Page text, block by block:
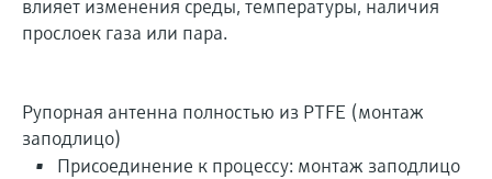
влияет изменения среды, температуры, наличия
прослоек газа или пара.
Рупорная антенна полностью из PTFE (монтаж
заподлицо)
Присоединение к процессу: монтаж заподлицо